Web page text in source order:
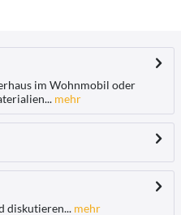
im Wohnmobil oder
mehr
diskutieren... mehr